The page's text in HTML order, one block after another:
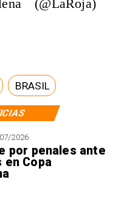
2026
por penales ante
en Copa
(@LaRoja)
BRASIL